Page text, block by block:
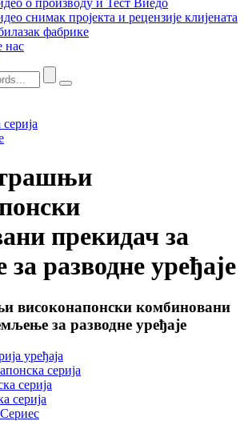
о производу и Тест Виедо
снимак пројекта и рецензије клијената
фабрике
нас
прекидач за
разводне уређаје
високонапонски комбиновани
за разводне уређаје
уређаја
серија
серија
серија